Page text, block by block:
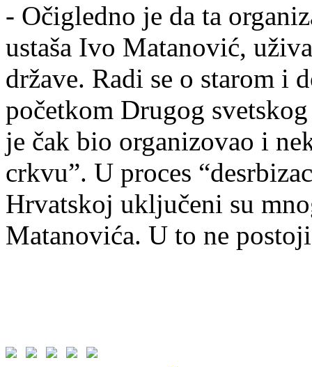
- Očigledno je da ta
ustaša Ivo Matanović,
države. Radi se o starom i
početkom Drugog
je čak bio organizovao i
crkvu”. U proces
Hrvatskoj uključeni su
Matanovića. U to ne